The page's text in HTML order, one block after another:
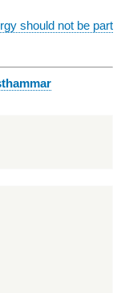
should not be part